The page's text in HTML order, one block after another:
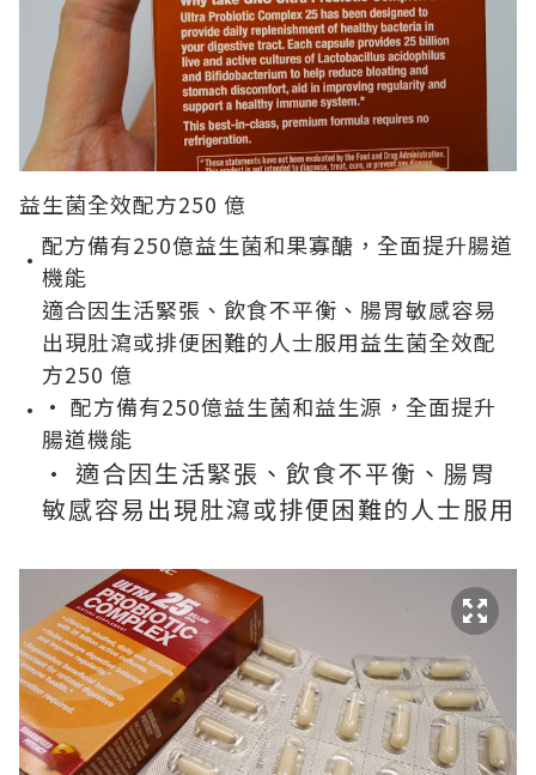
益生菌全效配方250 億
• 配方備有250億益生菌和果寡醣，全面提升腸道
機能
•
適合因生活緊張、飲食不平衡、腸胃敏感容易
出現肚瀉或排便困難的人士服用益生菌全效配
方250 億
• 配方備有250億益生菌和益生源，全面提升
腸道機能
• 適合因生活緊張、飲食不平衡、腸胃
敏感容易出現肚瀉或排便困難的人士服用